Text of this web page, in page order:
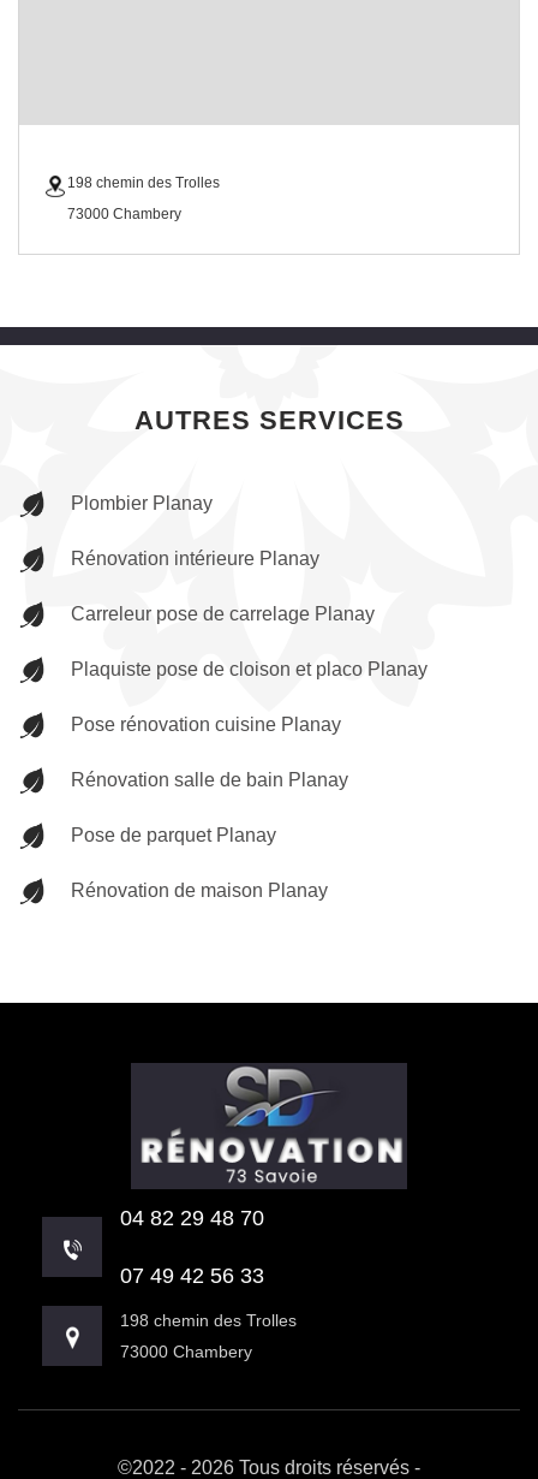
198 chemin des Trolles
73000 Chambery
AUTRES SERVICES
Plombier Planay
Rénovation intérieure Planay
Carreleur pose de carrelage Planay
Plaquiste pose de cloison et placo Planay
Pose rénovation cuisine Planay
Rénovation salle de bain Planay
Pose de parquet Planay
Rénovation de maison Planay
04 82 29 48 70
07 49 42 56 33
198 chemin des Trolles
73000 Chambery
©2022 - 2026 Tous droits réservés -